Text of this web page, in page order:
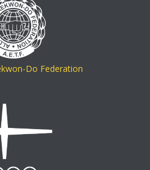
Do Federation